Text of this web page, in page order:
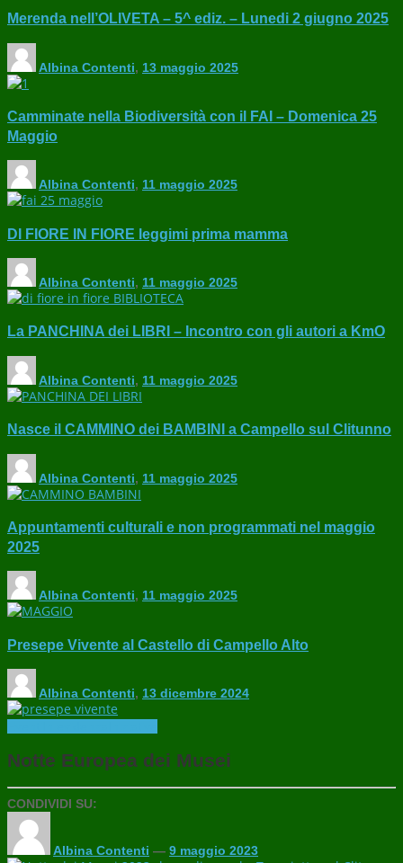
Merenda nell’OLIVETA – 5^ ediz. – Lunedi 2 giugno 2025
Albina Contenti, 13 maggio 2025
Camminate nella Biodiversità con il FAI – Domenica 25
Maggio
Albina Contenti, 11 maggio 2025
DI FIORE IN FIORE leggimi prima mamma
Albina Contenti, 11 maggio 2025
La PANCHINA dei LIBRI – Incontro con gli autori a KmO
Albina Contenti, 11 maggio 2025
Nasce il CAMMINO dei BAMBINI a Campello sul Clitunno
Albina Contenti, 11 maggio 2025
Appuntamenti culturali e non programmati nel maggio
2025
Albina Contenti, 11 maggio 2025
Presepe Vivente al Castello di Campello Alto
Albina Contenti, 13 dicembre 2024
Notte Europea dei Musei
CONDIVIDI SU:
Albina Contenti — 9 maggio 2023